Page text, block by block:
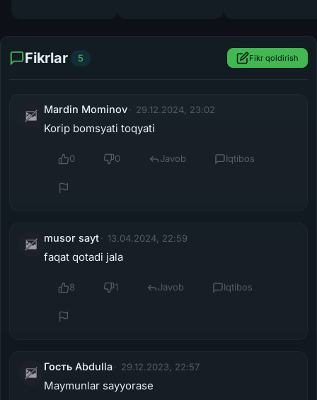
Fikrlar 5 Fikr qoldirish
Mardin Mominov 29.12.2024, 23:02
Korip bomsyati toqyati
0 0 Javob Iqtibos
musor sayt 13.04.2024, 22:59
faqat qotadi jala
8 1 Javob Iqtibos
Гость Abdulla 29.12.2023, 22:57
Maymunlar sayyorase